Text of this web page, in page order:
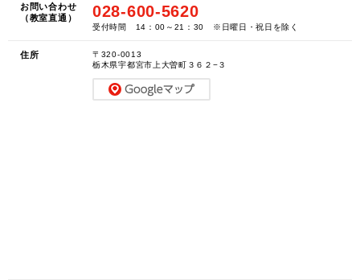
お問い合わせ
（教室直通）
028-600-5620
受付時間 14：00～21：30 ※日曜日・祝日を除く
住所
〒320-0013
栃木県宇都宮市上大曽町３６２−３